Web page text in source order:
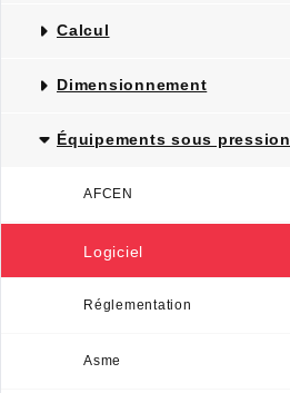
Calcul
Dimensionnement
Équipements sous pression
AFCEN
Logiciel
Réglementation
Asme